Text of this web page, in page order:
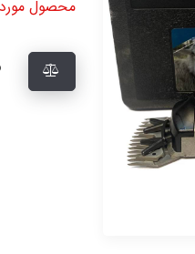
محصول